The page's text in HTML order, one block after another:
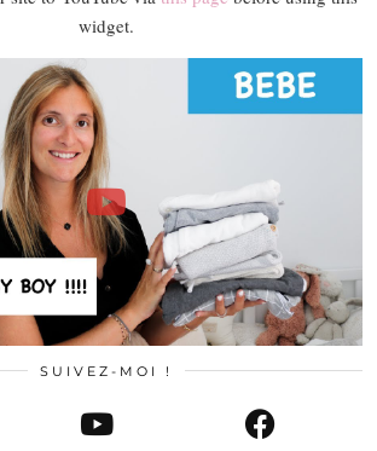
widget.
SUIVEZ-MOI !